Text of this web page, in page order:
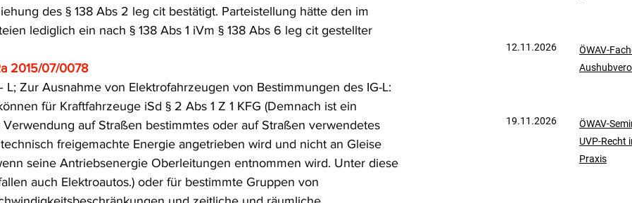
Erdgas Schutzgebiet Forstrecht
des § 138 Abs 2 leg cit bestätigt. Parteistellung hätte den im
lediglich ein nach § 138 Abs 1 iVm § 138 Abs 6 leg cit gestellter
2015/07/0078
L; Zur Ausnahme von Elektrofahrzeugen von Bestimmungen des IG-L:
für Kraftfahrzeuge iSd § 2 Abs 1 Z 1 KFG (Demnach ist ein
auf Straßen bestimmtes oder auf Straßen verwendetes
freigemachte Energie angetrieben wird und nicht an Gleise
seine Antriebsenergie Oberleitungen entnommen wird. Unter diese
auch Elektroautos.) oder für bestimmte Gruppen von
12.11.2026
ÖWAV-
19.11.2026
ÖWAV-
UVP-Recht
Praxis